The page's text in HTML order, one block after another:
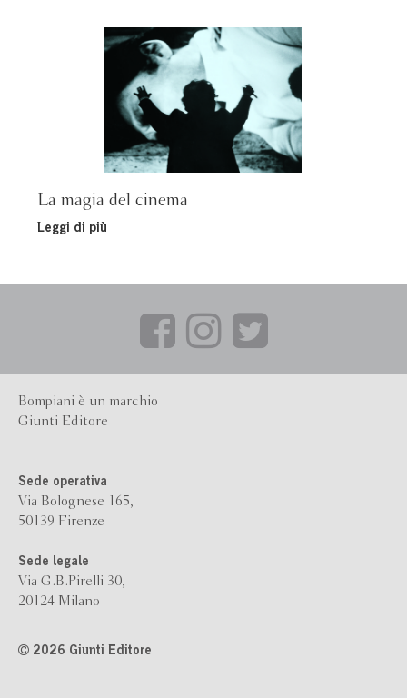
La magia del cinema
Leggi di più
Bompiani è un marchio
Giunti Editore
Sede operativa
Via Bolognese 165,
50139 Firenze
Sede legale
Via G.B.Pirelli 30,
20124 Milano
2026 Giunti Editore